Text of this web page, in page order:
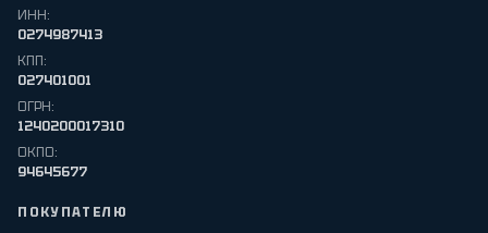
ИНН:
0274987413
КПП:
027401001
ОГРН:
1240200017310
ОКПО:
94645677
ПОКУПАТЕЛЮ